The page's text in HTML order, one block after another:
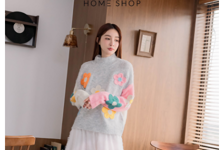
2.透過簡訊連結打開帳單後，可選擇「超商條碼／台灣大直營門市／銀行轉
帳／街口支付／iPASS MONEY」等通路繳費。
【注意事項】
1.本服務係由「台灣大哥大股份有限公司」（以下簡稱本公司）所提供，讓
用戶於交易時，得透過本服務購買商品或服務，並由商店將買賣／分期付款
買賣價金債權讓與本公司後，依約使用本公司帳單繳交帳款。
2.基於同意付款使用「大哥付你分期」之契約關係目的，商店將以您的個人
資料（包含姓名、電話或地址）提供予台灣大哥大進項蒐集、處理及利用，
由本公司與您本人進行分期帳單所需資料之確認、核對及更正。
3.完整用戶服務條款，請詳閱以下連結：https://oppay.tw/userRule
１．於結帳方式選擇「AFTEE先享後付」後，將跳轉至「AFTEE先享後付」
結帳頁面，進行簡訊認證並確認金額後，即可完成結帳。
２．訂單成立數日內，您將收到繳費通知簡訊。
３．收到繳費通知簡訊後14天內，點擊此簡訊中的連結，可透過四大超商／
ATM／網路銀行／等多元方式進行付款，方視為交易完成。
※ 請注意：結帳手續完成當下不需立刻繳費，但若您需要取消訂單，請聯絡
購買商品的店家。未經商家同意取消之訂單仍視為有效，需透過AFTEE先享
※ 交易是否成功請以「AFTEE先享後付 」之結帳頁面顯示為準，若有關於
是否繳費成功／繳費後需取消欲退款等相關疑問，請聯繫「AFTEE先享後付
https://netprotections.freshdesk.com/support/home
１．透過由恩沛科技股份有限公司提供之「AFTEE先享後付」服務完成之交
易，需依本服務之必要範圍內提供個人資料，並將交易相關給付款項請求債
權轉讓予恩沛科技股份有限公司。
２．關於個人資料處理事宜，請瀏覽以下網址：
付款後萊爾富取貨
免運費
付款後7-11取貨
每筆NT$80，滿NT$1,500(含以上)免運費
國家/地區配送 查看運費